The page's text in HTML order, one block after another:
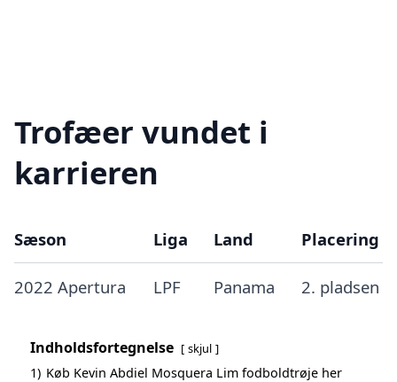
Trofæer vundet i
karrieren
Sæson Liga Land Placering
2022 Apertura LPF Panama 2. pladsen
Indholdsfortegnelse skjul
1) Køb Kevin Abdiel Mosquera Lim fodboldtrøje her